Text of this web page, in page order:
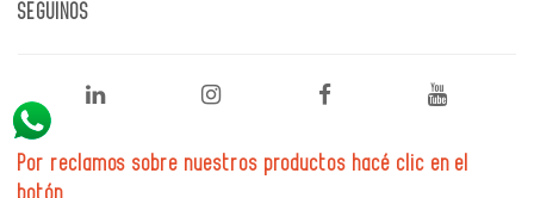
SEGUINOS
Por reclamos sobre nuestros productos hacé clic en el
botón.